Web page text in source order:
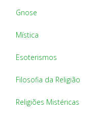
Gnose
Mística
Esoterismos
Filosofia da Religião
Religiões Mistéricas